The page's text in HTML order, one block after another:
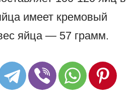
имеет кремовый
яйца — 57 грамм.